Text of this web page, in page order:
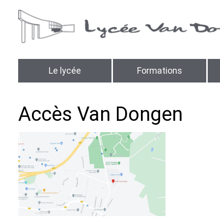
Le lycée Formations
Accès Van Dongen